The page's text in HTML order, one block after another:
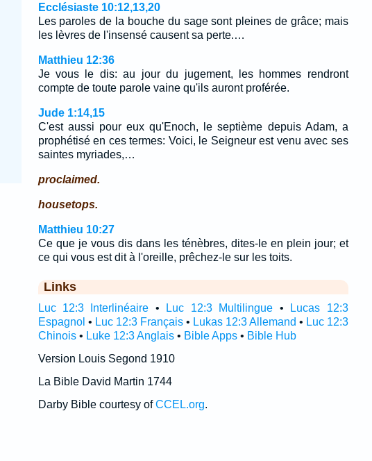
Ecclésiaste 10:12,13,20
Les paroles de la bouche du sage sont pleines de grâce; mais
les lèvres de l'insensé causent sa perte.…
Matthieu 12:36
Je vous le dis: au jour du jugement, les hommes rendront
compte de toute parole vaine qu'ils auront proférée.
Jude 1:14,15
C'est aussi pour eux qu'Enoch, le septième depuis Adam, a
prophétisé en ces termes: Voici, le Seigneur est venu avec ses
saintes myriades,…
proclaimed.
housetops.
Matthieu 10:27
Ce que je vous dis dans les ténèbres, dites-le en plein jour; et
ce qui vous est dit à l'oreille, prêchez-le sur les toits.
Links
Luc 12:3 Interlinéaire • Luc 12:3 Multilingue •
Lucas 12:3
Espagnol • Luc 12:3 Français• Lukas 12:3 Allemand • Luc 12:3
Chinois• Luke 12:3 Anglais• Bible Apps• Bible Hub
Version Louis Segond 1910
La Bible David Martin 1744
Darby Bible courtesy ofCCEL.org.